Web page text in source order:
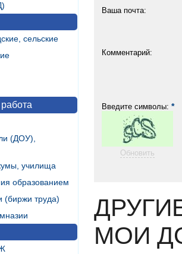
сельские
(ДОУ),
училища
образованием
(биржи труда)
Ваша почта:
Комментарий:
Введите символы: *
Обновить
МОИ